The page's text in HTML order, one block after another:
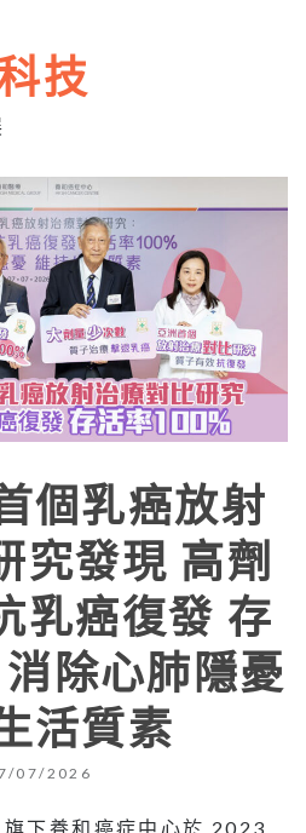
技
個乳癌放射
究發現 高劑
乳癌復發 存
除心肺隱憂
活質素
07/2026
下養和癌症中心於 2023